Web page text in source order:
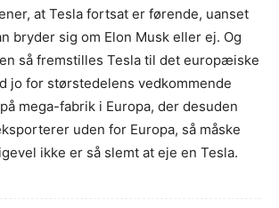
at Tesla fortsat er førende, uanset
bryder sig om Elon Musk eller ej. Og
så fremstilles Tesla til det europæiske
jo for størstedelens vedkommende
mega-fabrik i Europa, der desuden
uden for Europa, så måske
ikke er så slemt at eje en Tesla.